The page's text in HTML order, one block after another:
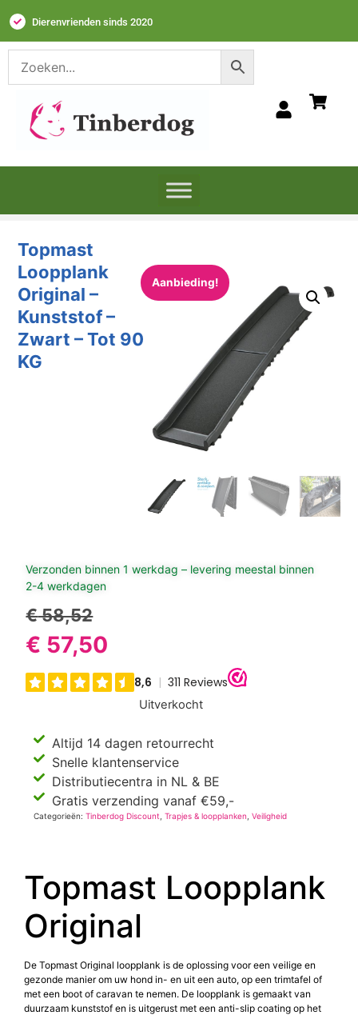
Dierenvrienden sinds 2020
Topmast
Loopplank
Original –
Kunststof –
Zwart – Tot 90
KG
Aanbieding!
Verzonden binnen 1 werkdag – levering meestal binnen
2-4 werkdagen
€58,52
€ 57,50
Uitverkocht
Altijd 14 dagen retourrecht
Snelle klantenservice
Distributiecentra in NL & BE
Gratis verzending vanaf €59,-
Categorieën:Tinberdog Discount ,Trapjes & loopplanken ,Veiligheid
Topmast Loopplank
Original
De Topmast Original loopplank is de oplossing voor een veilige en
gezonde manier om uw hond in- en uit een auto, op een trimtafel of
met een boot of caravan te nemen. De loopplank is gemaakt van
duurzaam kunststof en is uitgerust met een anti-slip coating op het